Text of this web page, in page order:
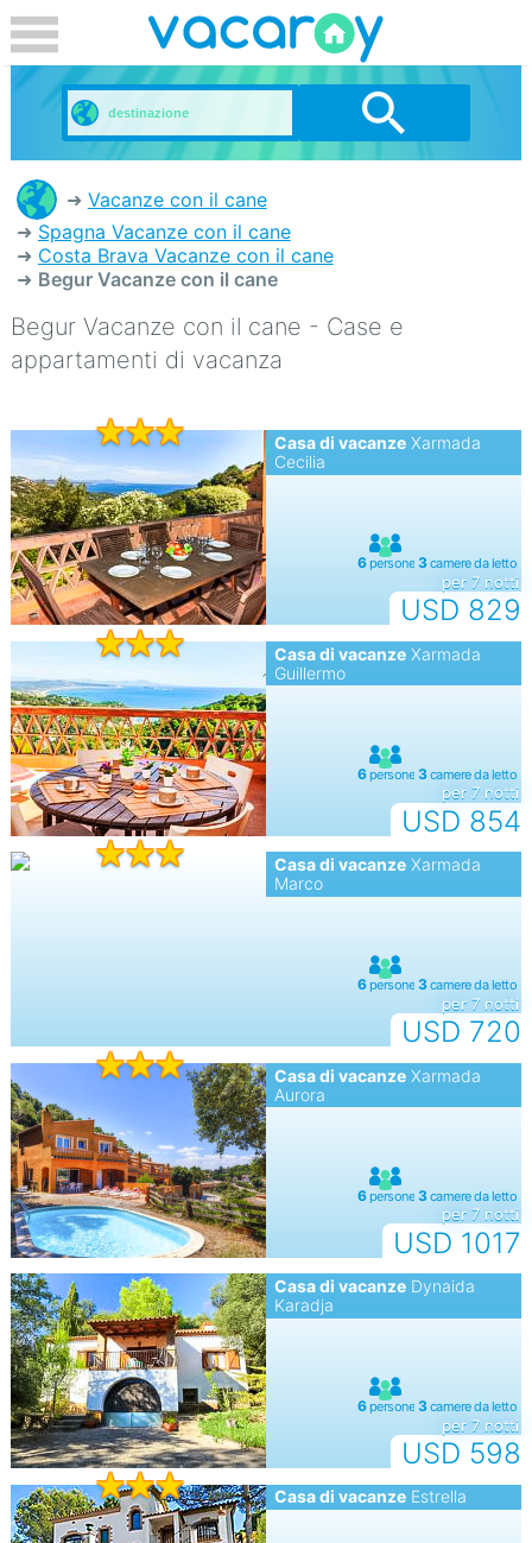
Vacanze con il cane
Spagna Vacanze con il cane
Costa Brava Vacanze con il cane
Begur Vacanze con il cane
Begur Vacanze con il cane - Case e
appartamenti di vacanza
Casa di vacanzeXarmada
Cecilia
USD 829
per 7 notti
Casa di vacanzeXarmada
Guillermo
USD 854
per 7 notti
Casa di vacanzeXarmada
Marco
USD 720
per 7 notti
Casa di vacanzeXarmada
Aurora
USD 1017
per 7 notti
Casa di vacanzeDynaida
Karadja
USD 598
per 7 notti
Casa di vacanzeEstrella